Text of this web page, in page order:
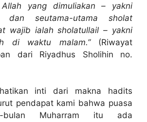
yang dimuliakan – yakni
dan seutama-utama sholat
wajib ialah sholatullail – yakni
di waktu malam.”(Riwayat
dari Riyadhus Sholihin no.
inti dari makna hadits
pendapat kami bahwa puasa
bulan Muharram itu ada